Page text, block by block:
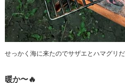
せっかく海に来たのでサザエとハマグリだ
暖か〜🔥